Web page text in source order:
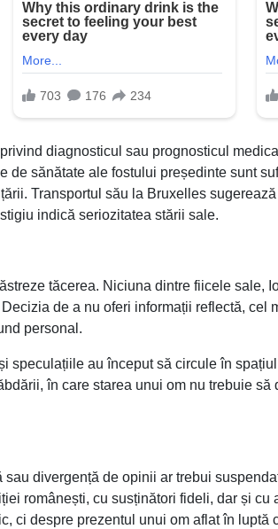
diagnosticul sau prognosticul
de sănătate ale fostului președinte sunt
Transportul său la Bruxelles
indică seriozitatea stării sale.
tăcerea. Niciuna dintre fiicele sale,
de a nu oferi informații reflectă, cel
personal.
speculațiile au început să circule în
în care starea unui om nu trebuie
sau divergență de opinii ar trebui
românești, cu susținători fideli, dar și cu
ci despre prezentul unui om aflat în luptă